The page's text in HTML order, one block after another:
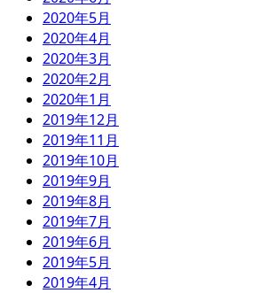
2020年5月
2020年4月
2020年3月
2020年2月
2020年1月
2019年12月
2019年11月
2019年10月
2019年9月
2019年8月
2019年7月
2019年6月
2019年5月
2019年4月